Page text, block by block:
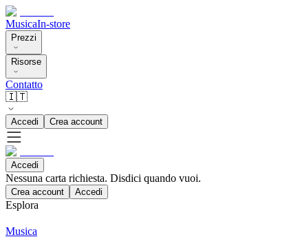
MusicaIn-store
Prezzi
Risorse
Contatto
🇮🇹
Accedi Crea account
Accedi
Nessuna carta richiesta. Disdici quando vuoi.
Crea account Accedi
Esplora
Musica